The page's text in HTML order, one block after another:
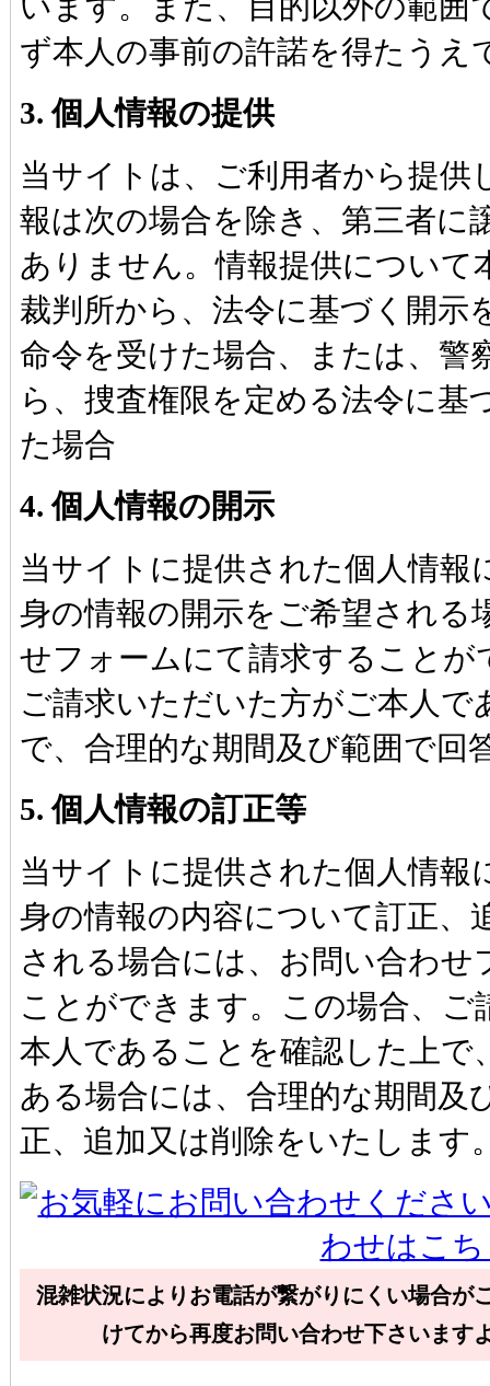
ず本人の事前の許諾を得たうえ
3. 個人情報の提供
当サイトは、ご利用者から提供
報は次の場合を除き、第三者に
ありません。情報提供について
裁判所から、法令に基づく開示
命令を受けた場合、または、警
ら、捜査権限を定める法令に基
た場合
4. 個人情報の開示
当サイトに提供された個人情報
身の情報の開示をご希望される
せフォームにて請求することが
ご請求いただいた方がご本人で
で、合理的な期間及び範囲で回
5. 個人情報の訂正等
当サイトに提供された個人情報
身の情報の内容について訂正、
される場合には、お問い合わせ
ことができます。この場合、ご
本人であることを確認した上で
ある場合には、合理的な期間及
正、追加又は削除をいたします
混雑状況によりお電話が繋がりにくい場合が
けてから再度お問い合わせ下さいます